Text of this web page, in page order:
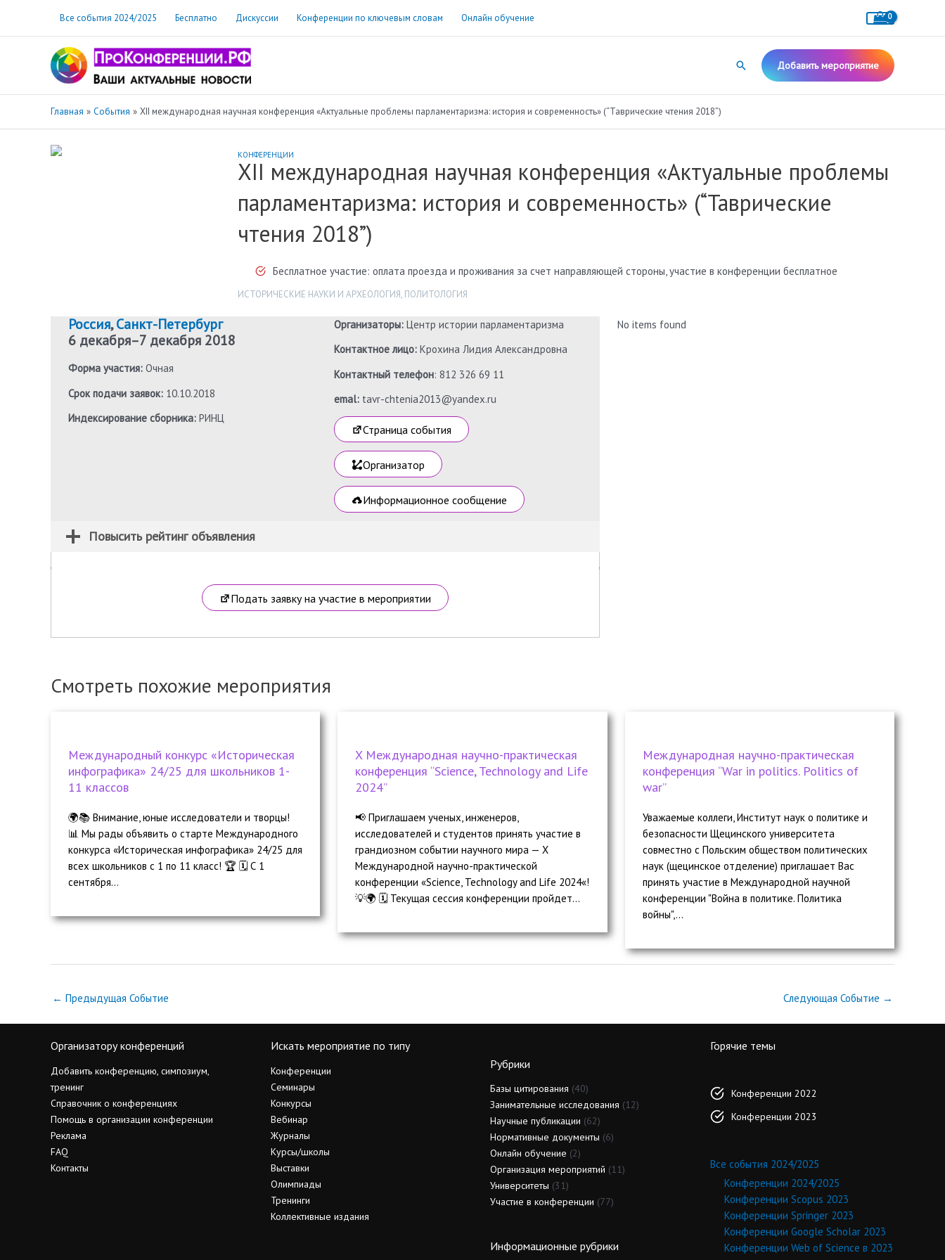
содержимому
Все события 2024/2025 Бесплатно Дискуссии Конференции по ключевым словам Онлайн обучение
Поиск Добавить мероприятие
Главная События ХII международная научная конференция «Актуальные проблемы парламентаризма: история и современность» (“Таврические чтения 2018”)
КОНФЕРЕНЦИИ
ХII международная научная конференция «Актуальные проблемы
парламентаризма: история и современность» (“Таврические
чтения 2018”)
Бесплатное участие: оплата проезда и проживания за счет направляющей стороны, участие в конференции бесплатное
ИСТОРИЧЕСКИЕ НАУКИ И АРХЕОЛОГИЯ, ПОЛИТОЛОГИЯ
Россия,Санкт-Петербург
6 декабря–7 декабря 2018
Форма участия: Очная
Срок подачи заявок: 10.10.2018
Индексирование сборника: РИНЦ
Организаторы: Центр истории парламентаризма
Контактное лицо: Крохина Лидия Александровна
Контактный телефон: 812 326 69 11
emal: tavr-chtenia2013@yandex.ru
Страница события
Организатор
Информационное сообщение
Повысить рейтинг объявления
Подать заявку на участие в мероприятии
No items found
Смотреть похожие мероприятия
Международный конкурс «Историческая
инфографика» 24/25 для школьников 1-
11 классов
🌍📚 Внимание, юные исследователи и творцы!
📊 Мы рады объявить о старте Международного
конкурса «Историческая инфографика» 24/25 для
всех школьников с 1 по 11 класс! 🏆 🗓 С 1
сентября...
X Международная научно-практическая
конференция “Science, Technology and Life
2024”
📢 Приглашаем ученых, инженеров,
исследователей и студентов принять участие в
грандиозном событии научного мира — X
Международной научно-практической
конференции «Science, Technology and Life 2024«!
💡🌍 🗓️ Текущая сессия конференции пройдет...
Международная научно-практическая
конференция “War in politics. Politics of
war”
Уважаемые коллеги, Институт наук о политике и
безопасности Щецинского университета
совместно с Польским обществом политических
наук (щецинское отделение) приглашает Вас
принять участие в Международной научной
конференции "Война в политике. Политика
войны",...
← Предыдущая Событие Следующая Событие →
Организатору конференций
Добавить конференцию, симпозиум,
тренинг
Справочник о конференциях
Помощь в организации конференции
Реклама
FAQ
Контакты
Искать мероприятие по типу
Конференции
Семинары
Конкурсы
Вебинар
Журналы
Курсы/школы
Выставки
Олимпиады
Тренинги
Коллективные издания
Рубрики
Базы цитирования (40)
Занимательные исследования (12)
Научные публикации (62)
Нормативные документы (6)
Онлайн обучение (2)
Организация мероприятий (11)
Университеты (31)
Участие в конференции (77)
Информационные рубрики
Горячие темы
Конференции 2022
Конференции 2023
Все события 2024/2025
Конференции 2024/2025
Конференции Scopus 2023
Конференции Springer 2023
Конференции Google Scholar 2023
Конференции Web of Science в 2023